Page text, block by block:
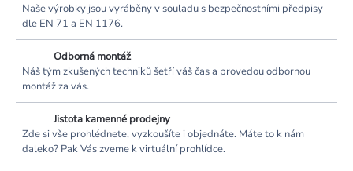
Naše výrobky jsou vyráběny v souladu s bezpečnostními předpisy
dle EN 71 a EN 1176.
Odborná montáž
Náš tým zkušených techniků šetří váš čas a provedou odbornou
montáž za vás.
Jistota kamenné prodejny
Zde si vše prohlédnete, vyzkoušíte i objednáte. Máte to k nám
daleko? Pak Vás zveme k virtuální prohlídce.